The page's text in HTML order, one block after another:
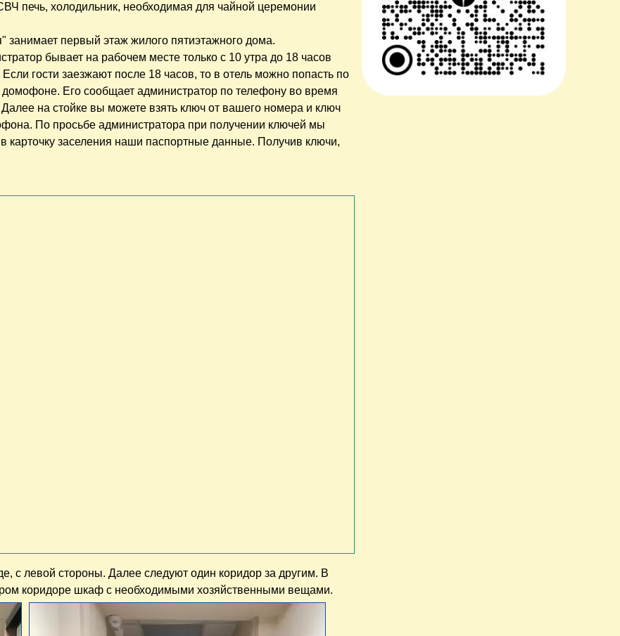
печь, холодильник, необходимая для чайной церемонии
занимает первый этаж жилого пятиэтажного дома.
бывает на рабочем месте только с 10 утра до 18 часов
Если гости заезжают после 18 часов, то в отель можно попасть по
домофоне. Его сообщает администратор по телефону во время
Далее на стойке вы можете взять ключ от вашего номера и ключ
По просьбе администратора при получении ключей мы
карточку заселения наши паспортные данные. Получив ключи,
с левой стороны. Далее следуют один коридор за другим. В
коридоре шкаф с необходимыми хозяйственными вещами.